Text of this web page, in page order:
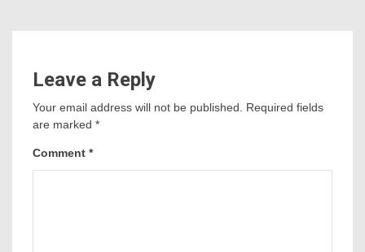
Leave a Reply
Your email address will not be published.
Required fields
are marked *
Comment *